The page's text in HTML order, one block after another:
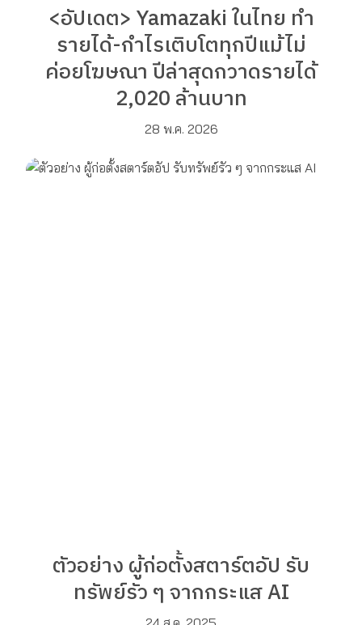
<อัปเดต> Yamazaki ในไทย ทำ
รายได้-กำไรเติบโตทุกปีแม้ไม่
ค่อยโฆษณา ปีล่าสุดกวาดรายได้
2,020 ล้านบาท
28 พ.ค. 2026
ตัวอย่าง ผู้ก่อตั้งสตาร์ตอัป รับ
ทรัพย์รัว ๆ จากกระแส AI